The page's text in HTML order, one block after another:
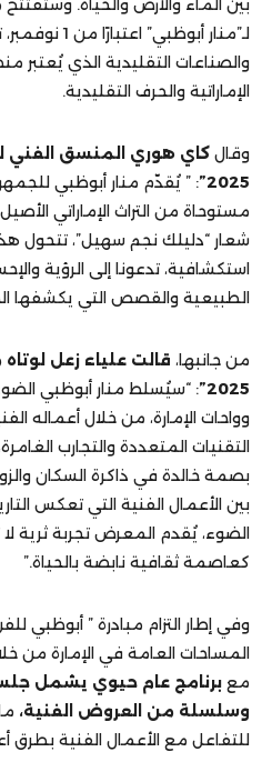
بين الماء والأرض والحياة.
لـ”منار
والصناعات التقليدية الذي يُعتبر
الإماراتية والحرف التقليدية.
وقال كاي هوري المنسق الفني
2025” : ” يُقدّم منار أبوظبي
مستوحاة من التراث الإماراتي
شعار “دليلك نجم سهيل”، تتحول
استكشافية، تدعونا إلى الرؤية
الطبيعية والقصص التي يكشفها
من جانبها، قالت علياء زعل
2025” : “سيُسلط منار أبوظبي
وواحات الإمارة، من خلال أعماله
التقنيات المتعددة والتجارب
بصمة خالدة في ذاكرة السكان
بين الأعمال الفنية التي تعكس
الضوء، يُقدم المعرض تجربة ثرية
كعاصمة ثقافية نابضة بالحياة.”
وفي إطار التزام مبادرة ” أبوظبي
المساحات العامة في الإمارة من
مع برنامج عام حيوي يشمل
وسلسلة من العروض الفنية،
للتفاعل مع الأعمال الفنية بطرق